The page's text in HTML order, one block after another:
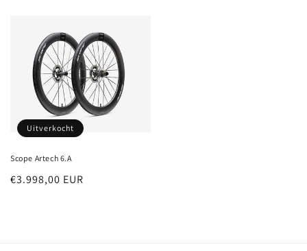
Uitverkocht
Scope Artech 6.A
Normale
€3.998,00 EUR